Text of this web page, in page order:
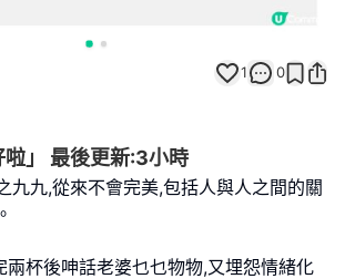
1 0
」 最後更新:3小時
九九,從來不會完美,包括人與人之間的關
兩杯後呻話老婆乜乜物物,又埋怨情緒化